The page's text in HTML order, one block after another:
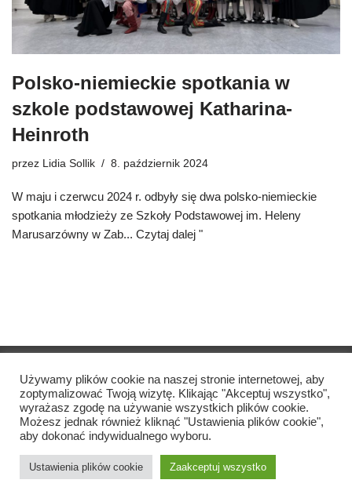
Polsko-niemieckie spotkania w
szkole podstawowej Katharina-
Heinroth
przez Lidia Sollik 8. październik 2024
W maju i czerwcu 2024 r. odbyły się dwa polsko-niemieckie
spotkania młodzieży ze Szkoły Podstawowej im. Heleny
Marusarzówny w Zab... Czytaj dalej "
2021
Nadruk
Skontaktuj się z nami
Używamy plików cookie na naszej stronie internetowej, aby
zoptymalizować Twoją wizytę. Klikając "Akceptuj wszystko",
wyrażasz zgodę na używanie wszystkich plików cookie.
Możesz jednak również kliknąć "Ustawienia plików cookie",
aby dokonać indywidualnego wyboru.
Ustawienia plików cookie Zaakceptuj wszystko